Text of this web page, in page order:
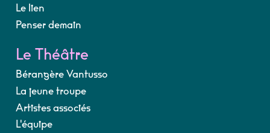
Le lien
Penser demain
Le Théâtre
Bérangère Vantusso
La jeune troupe
Artistes associés
L'équipe